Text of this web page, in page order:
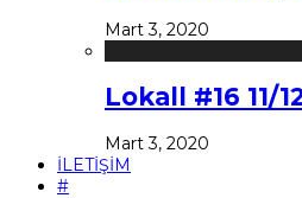
Mart 3, 2020
Lokall #16 11/
Mart 3, 2020
İLETİŞİM
#